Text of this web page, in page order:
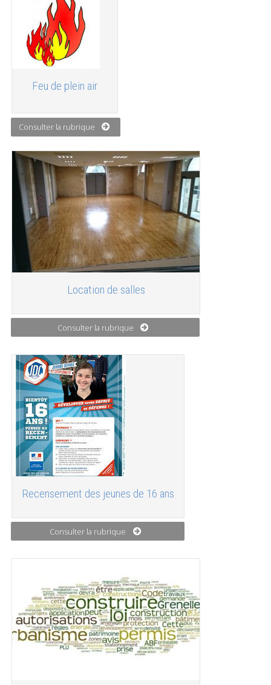
Feu de plein air
Consulter la rubrique
Location de salles
Consulter la rubrique
Recensement des jeunes de 16 ans
Consulter la rubrique